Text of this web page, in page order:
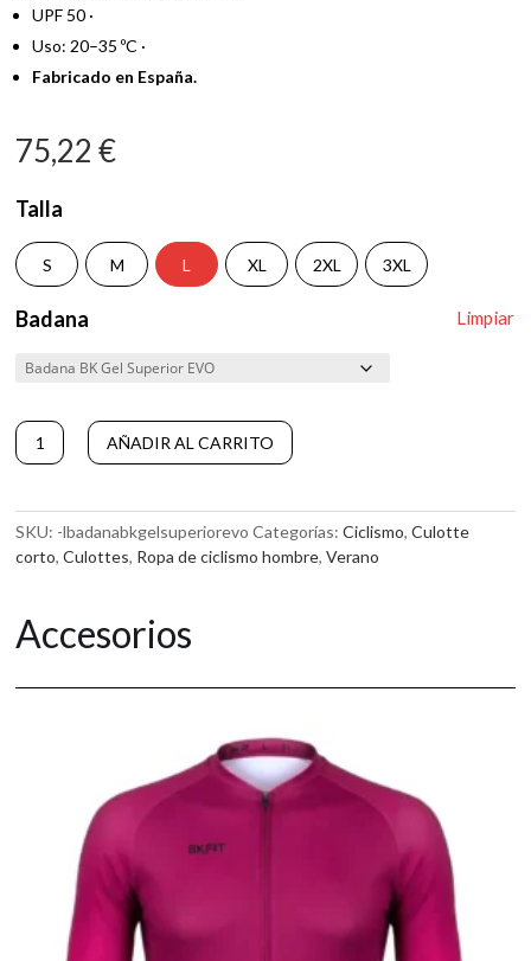
UPF 50 ·
Uso: 20–35 ºC ·
Fabricado en España.
75,22€
Talla
S M L XL 2XL 3XL
Badana Limpiar
Culotte
de
corto
COBALT
cantidad
AÑADIR AL CARRITO
e
r
n
e
SKU: -lbadanabkgelsuperiorevo Categorías:Ciclismo,Culotte
corto,Culottes, Ropa de ciclismo hombre,Verano
Accesorios